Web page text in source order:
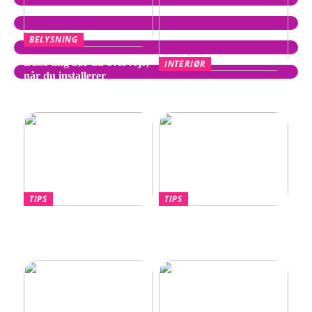
BELYSNING
Disse ting bør du overveje,
når du installerer
INTERIØR
TIPS
TIPS